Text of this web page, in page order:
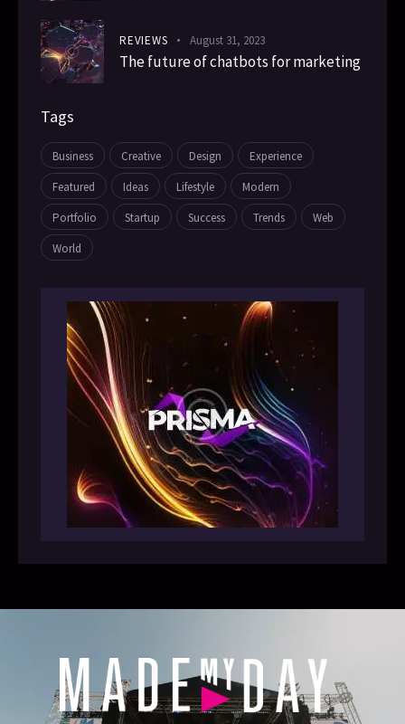
REVIEWS August 31, 2023
The future of chatbots for marketing
Tags
Business Creative Design
Experience
Featured
Ideas Lifestyle
Modern
Portfolio
Startup Success Trends
Web
World